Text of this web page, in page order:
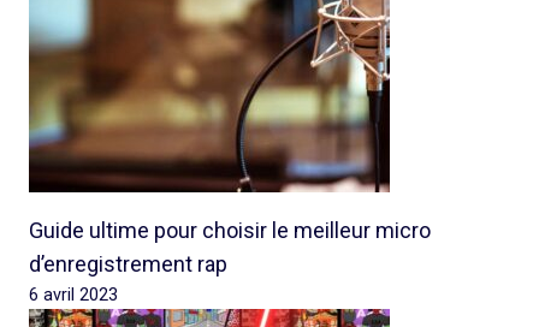
Guide ultime pour choisir le meilleur micro
d’enregistrement rap
6 avril 2023